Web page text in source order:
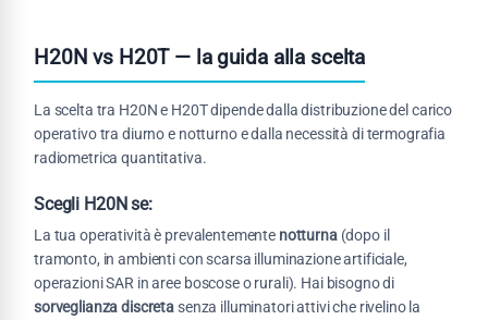
H20N vs H20T — la guida alla scelta
La scelta tra H20N e H20T dipende dalla distribuzione del carico
operativo tra diurno e notturno e dalla necessità di termografia
radiometrica quantitativa.
Scegli H20N se:
La tua operatività è prevalentemente notturna(dopo il
tramonto, in ambienti con scarsa illuminazione artificiale,
operazioni SAR in aree boscose o rurali). Hai bisogno di
sorveglianza discretasenza illuminatori attivi che rivelino la